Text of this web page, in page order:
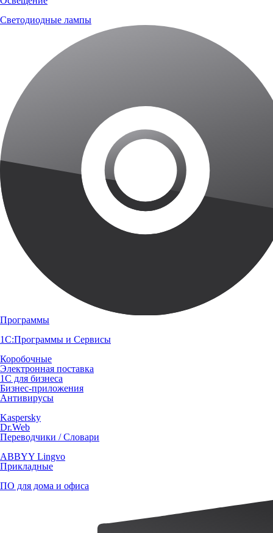
Светодиодные лампы
Программы
1С:Программы и Сервисы
Коробочные
Электронная поставка
1С для бизнеса
Бизнес-приложения
Антивирусы
Kaspersky
Dr.Web
Переводчики / Словари
ABBYY Lingvo
Прикладные
ПО для дома и офиса